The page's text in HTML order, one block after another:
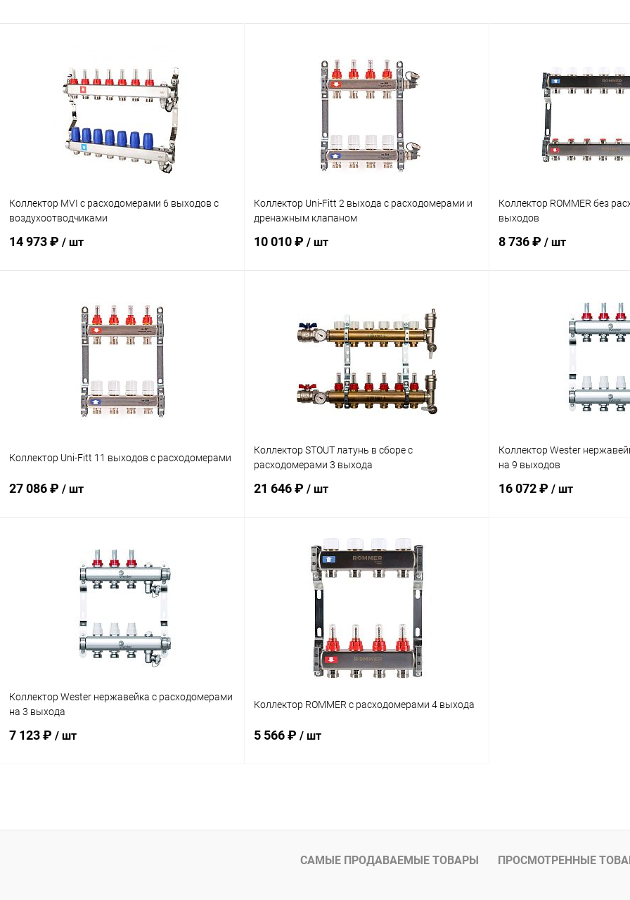
Коллектор MVI с расходомерами 6 выходов с
воздухоотводчиками
14 973 ₽ / шт
Купить в 1 клик Сравнение
заказ 3-5 дней
Коллектор Uni-Fitt 2 выхода с расходомерами и
дренажным клапаном
10 010 ₽ / шт
Купить в 1 клик Сравнение
заказ 3-5 дней
Коллектор ROMMER без
выходов
8 736 ₽ / шт
В
Купить в 1 клик
Коллектор Uni-Fitt 11 выходов с расходомерами
27 086 ₽ / шт
В корзину
Купить в 1 клик Сравнение
Коллектор STOUT латунь в сборе с
расходомерами 3 выхода
21 646 ₽ / шт
В корзину
Купить в 1 клик Сравнение
В избранное
Коллектор Wester
на 9 выходов
16 072 ₽ / шт
Коллектор Wester нержавейка с расходомерами
на 3 выхода
7 123 ₽ / шт
Купить в 1 клик Сравнение
Коллектор ROMMER с расходомерами 4 выхода
5 566 ₽ / шт
Купить в 1 клик Сравнение
В избранное В наличии
САМЫЕ ПРОДАВАЕМЫЕ ТОВАРЫ ПРОСМОТРЕННЫЕ